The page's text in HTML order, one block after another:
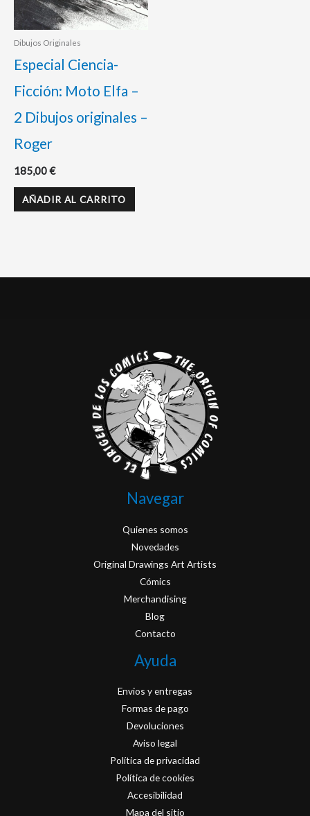
Dibujos Originales
Especial Ciencia-
Ficción: Moto Elfa –
2 Dibujos originales –
Roger
185,00€
AÑADIR AL CARRITO
Navegar
Quienes somos
Novedades
Original Drawings Art Artists
Cómics
Merchandising
Blog
Contacto
Ayuda
Envios y entregas
Formas de pago
Devoluciones
Aviso legal
Política de privacidad
Política de cookies
Accesibilidad
Mapa del sitio